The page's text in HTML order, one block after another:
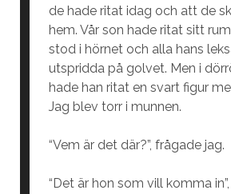
de hade ritat idag och att de
hem. Vår son hade ritat sitt
stod i hörnet och alla hans
utspridda på golvet. Men i
hade han ritat en svart figur
Jag blev torr i munnen.
“Vem är det där?”, frågade jag.
“Det är hon som vill komma